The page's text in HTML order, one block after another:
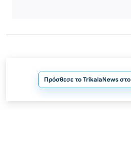
Πρόσθεσε το TrikalaNews στο